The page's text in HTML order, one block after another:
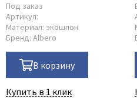
Под заказ
Артикул:
Материал: экошпон
Бренд: Albero
В корзину
Купить в 1 клик